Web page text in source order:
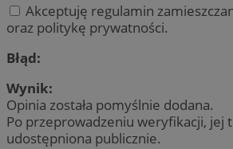
Akceptuję regulamin
oraz politykę prywatności.
Błąd:
Wynik:
Opinia została pomyślnie dodana.
Po przeprowadzeniu weryfikacji, jej
udostępniona publicznie.